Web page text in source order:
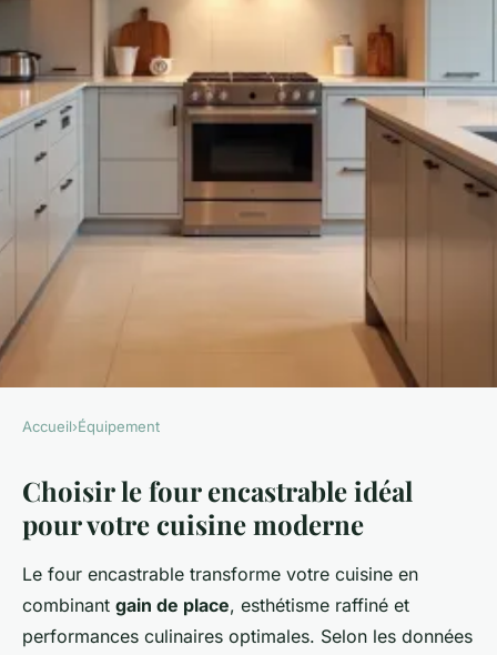
ÉQUIPEMENT
Trouvez le four encastrable
idéal pour sublimer votre
cuisine
Fabien 30/04/2026 10:17 9 min de lecture
Accueil›Équipement
Choisir le four encastrable idéal
pour votre cuisine moderne
Le four encastrable transforme votre cuisine en
combinant gain de place, esthétisme raffiné et
performances culinaires optimales. Selon les données